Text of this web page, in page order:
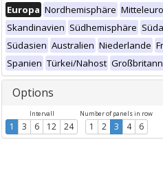
Europa Nordhemisphäre
Skandinavien Südhemisphäre
Südasien Australien Niederlande
Spanien Türkei/Nahost
Options
Intervall
1 3 6 12 24
Number of panels in row
1 2 3 4 6